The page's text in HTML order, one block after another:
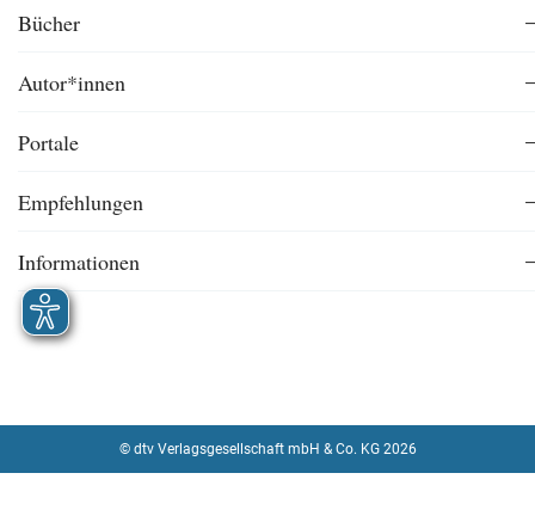
Bücher
Autor*innen
Portale
Empfehlungen
Informationen
© dtv Verlagsgesellschaft mbH & Co. KG 2026